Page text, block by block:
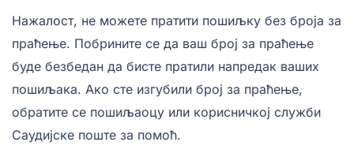
Нажалост, не можете пратити пошиљку без броја за
праћење. Побрините се да ваш број за праћење
буде безбедан да бисте пратили напредак ваших
пошиљака. Ако сте изгубили број за праћење,
обратите се пошиљаоцу или корисничкој служби
Саудијске поште за помоћ.